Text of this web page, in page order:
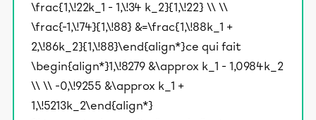
\frac{1,\!22k_1 - 1,\!34 k_2}{1,\!22} \\ \\
\frac{-1,\!74}{1,\!88} &=\frac{1,\!88k_1 +
2,\!86k_2}{1,\!88}\end{align*}ce qui fait
\begin{align*}1,\!8279 &\approx k_1 - 1,0984k_2
\\ \\ -0,\!9255 &\approx k_1 +
1,\!5213k_2\end{align*}